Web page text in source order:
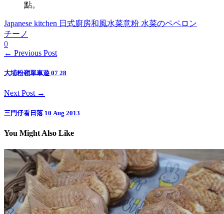
點。
Japanese kitchen 日式廚房和風水菜意粉 水菜のペペロン
チーノ
0
← Previous Post
大埔粉嶺單車遊 07 28
Next Post →
三門仔看日落 10 Aug 2013
You Might Also Like